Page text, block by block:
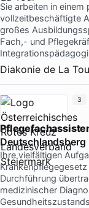
Sie arbeiten in
vollzeitbeschäftigte
großes
Fach,- und
Diakonie de La
Deutschlandsberg
Ihre vielfältigen
Durchführung
medizinischer
Gesundheitszustands
3